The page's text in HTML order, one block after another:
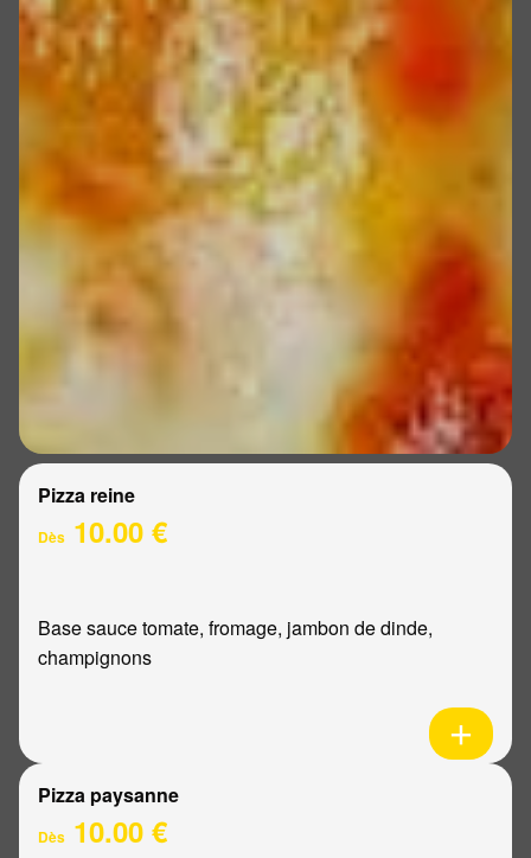
Pizza reine
Dès 10.00 €
Base sauce tomate, fromage, jambon de dinde,
champignons
Pizza paysanne
Dès 10.00 €